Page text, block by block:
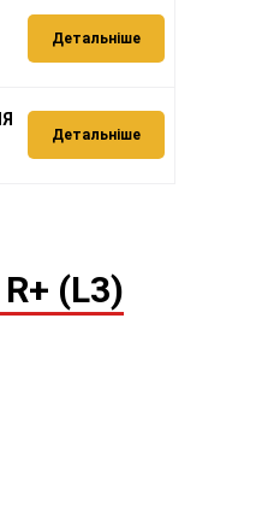
Детальніше
Детальніше
(L3)